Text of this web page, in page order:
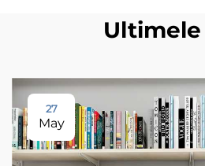
27
May